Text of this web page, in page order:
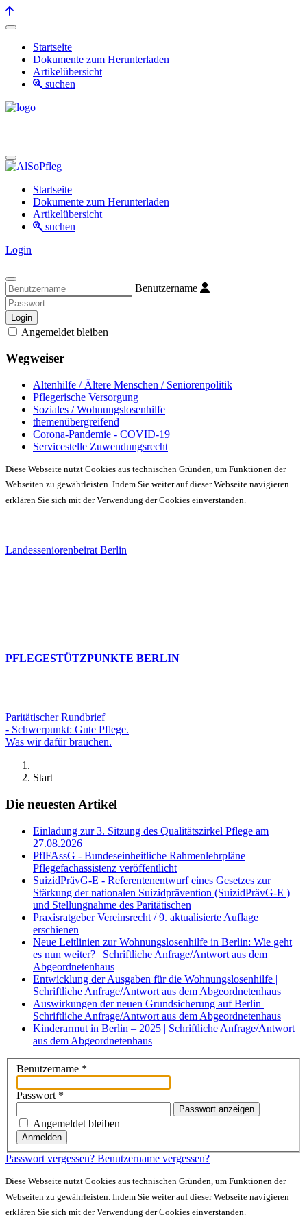
Startseite
Dokumente zum Herunterladen
Artikelübersicht
suchen
Startseite
Dokumente zum Herunterladen
Artikelübersicht
suchen
Login
Benutzername
Login
Angemeldet bleiben
Wegweiser
Altenhilfe / Ältere Menschen / Seniorenpolitik
Pflegerische Versorgung
Soziales / Wohnungslosenhilfe
themenübergreifend
Corona-Pandemie - COVID-19
Servicestelle Zuwendungsrecht
Diese Webseite nutzt Cookies aus technischen Gründen, um Funktionen der
Webseiten zu gewährleisten. Indem Sie weiter auf dieser Webseite navigieren
erklären Sie sich mit der Verwendung der Cookies einverstanden.
Landesseniorenbeirat Berlin
PFLEGESTÜTZPUNKTE BERLIN
Paritätischer Rundbrief
- Schwerpunkt: Gute Pflege.
Was wir dafür brauchen.
Start
Die neuesten Artikel
Einladung zur 3. Sitzung des Qualitätszirkel Pflege am
27.08.2026
PflFAssG - Bundeseinheitliche Rahmenlehrpläne
Pflegefachassistenz veröffentlicht
SuizidPrävG-E - Referentenentwurf eines Gesetzes zur
Stärkung der nationalen Suizidprävention (SuizidPrävG-E )
und Stellungnahme des Paritätischen
Praxisratgeber Vereinsrecht / 9. aktualisierte Auflage
erschienen
Neue Leitlinien zur Wohnungslosenhilfe in Berlin: Wie geht
es nun weiter? | Schriftliche Anfrage/Antwort aus dem
Abgeordnetenhaus
Entwicklung der Ausgaben für die Wohnungslosenhilfe |
Schriftliche Anfrage/Antwort aus dem Abgeordnetenhaus
Auswirkungen der neuen Grundsicherung auf Berlin |
Schriftliche Anfrage/Antwort aus dem Abgeordnetenhaus
Kinderarmut in Berlin – 2025 | Schriftliche Anfrage/Antwort
aus dem Abgeordnetenhaus
Benutzername *
Passwort *
Passwort anzeigen
Angemeldet bleiben
Anmelden
Passwort vergessen? Benutzername vergessen?
Diese Webseite nutzt Cookies aus technischen Gründen, um Funktionen der
Webseiten zu gewährleisten. Indem Sie weiter auf dieser Webseite navigieren
erklären Sie sich mit der Verwendung der Cookies einverstanden.